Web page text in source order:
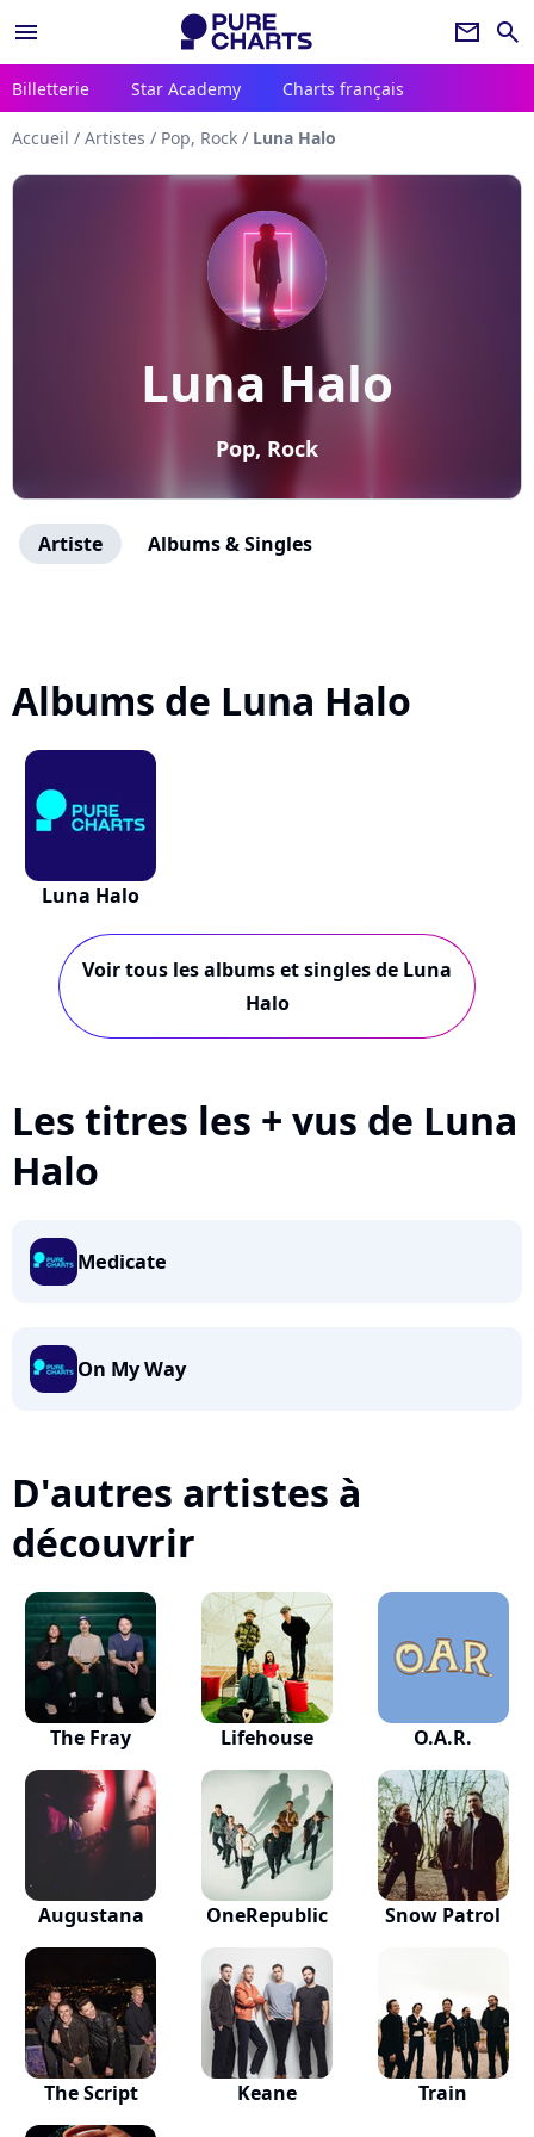
menu newsletter search
Billetterie Star Academy Charts français
Accueil / Artistes / Pop, Rock / Luna Halo
Luna Halo
Pop, Rock
Artiste Albums & Singles
Albums de Luna Halo
Luna Halo
Voir tous les albums et singles de Luna
Halo
Les titres les + vus de Luna
Halo
Medicate
On My Way
D'autres artistes à
découvrir
The Fray Lifehouse O.A.R.
Augustana OneRepublic Snow Patrol
The Script Keane Train